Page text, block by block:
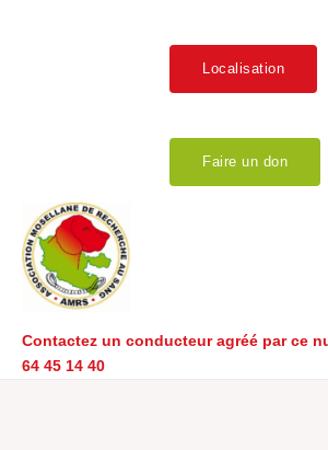
Localisation
Faire un don
Contactez un conducteur agréé par ce
64 45 14 40